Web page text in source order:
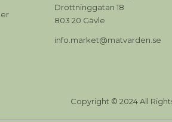
Drottninggatan 18
803 20 Gävle
info.market@matvarden.se
Copyright © 2024 All